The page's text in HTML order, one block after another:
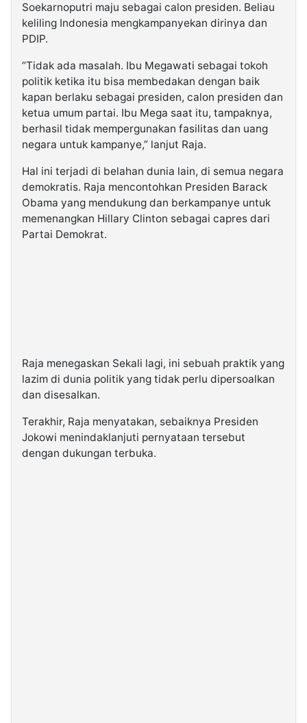
Soekarnoputri maju sebagai calon presiden. Beliau
keliling Indonesia mengkampanyekan dirinya dan
PDIP.
“Tidak ada masalah. Ibu Megawati sebagai tokoh
politik ketika itu bisa membedakan dengan baik
kapan berlaku sebagai presiden, calon presiden dan
ketua umum partai. Ibu Mega saat itu, tampaknya,
berhasil tidak mempergunakan fasilitas dan uang
negara untuk kampanye,” lanjut Raja.
Hal ini terjadi di belahan dunia lain, di semua negara
demokratis. Raja mencontohkan Presiden Barack
Obama yang mendukung dan berkampanye untuk
memenangkan Hillary Clinton sebagai capres dari
Partai Demokrat.
Raja menegaskan Sekali lagi, ini sebuah praktik yang
lazim di dunia politik yang tidak perlu dipersoalkan
dan disesalkan.
Terakhir, Raja menyatakan, sebaiknya Presiden
Jokowi menindaklanjuti pernyataan tersebut
dengan dukungan terbuka.